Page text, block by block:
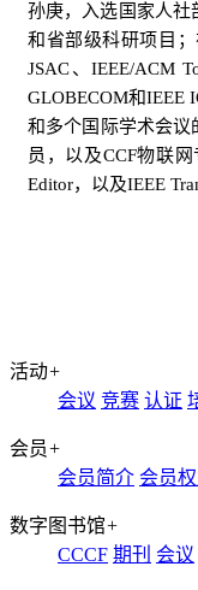
孙庚， 入选国家人社
和省部级科研项目
JSAC、IEEE/ACM
GLOBECOM和IEEE
和多个国际学术会议
员， 以及CCF物联网
Editor，以及IEEE
活动+
会议 竞赛 认证
会员+
会员简介 会员
数字图书馆+
CCCF 期刊 会议